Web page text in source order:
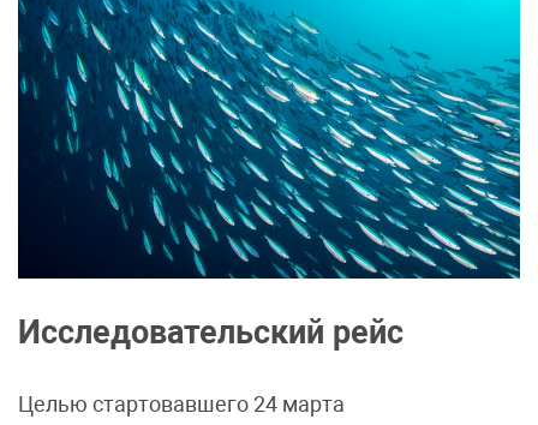
Исследовательский рейс
Целью стартовавшего 24 марта